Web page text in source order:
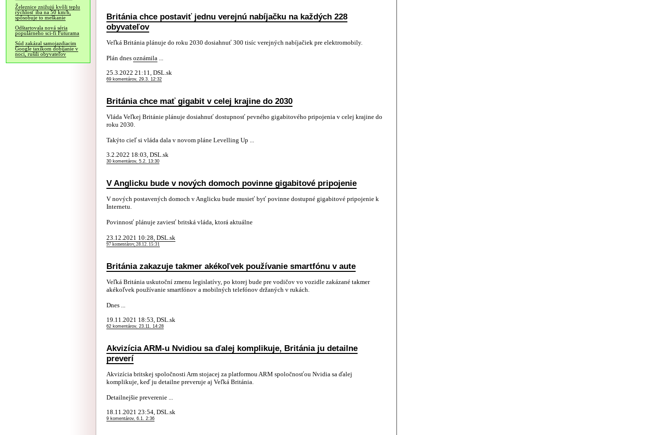
Železnice znižujú kvôli teplu
rýchlosť iba na 50 km/h,
spôsobuje to meškanie
Odštartovala nová séria
populárneho sci-fi Futurama
Súd zakázal samojazdiacim
Google taxíkom dobíjanie v
noci, rušili obyvateľov
Británia chce postaviť jednu verejnú nabíjačku na každých 228
obyvateľov
Veľká Británia plánuje do roku 2030 dosiahnuť 300 tisíc verejných nabíjačiek pre elektromobily.
Plán dnes oznámila ...
25.3.2022 21:11, DSL.sk
69 komentárov, 29.3. 12:32
Británia chce mať gigabit v celej krajine do 2030
Vláda Veľkej Británie plánuje dosiahnuť dostupnosť pevného gigabitového pripojenia v celej krajine do
roku 2030.
Takýto cieľ si vláda dala v novom pláne Levelling Up ...
3.2.2022 18:03, DSL.sk
30 komentárov, 5.2. 13:30
V Anglicku bude v nových domoch povinne gigabitové pripojenie
V nových postavených domoch v Anglicku bude musieť byť povinne dostupné gigabitové pripojenie k
Internetu.
Povinnosť plánuje zaviesť britská vláda, ktorá aktuálne
23.12.2021 10:28, DSL.sk
97 komentárov, 28.12. 15:31
Británia zakazuje takmer akékoľvek používanie smartfónu v aute
Veľká Británia uskutoční zmenu legislatívy, po ktorej bude pre vodičov vo vozidle zakázané takmer
akékoľvek používanie smartfónov a mobilných telefónov držaných v rukách.
Dnes ...
19.11.2021 18:53, DSL.sk
62 komentárov, 23.11. 14:28
Akvizícia ARM-u Nvidiou sa ďalej komplikuje, Británia ju detailne
preverí
Akvizícia britskej spoločnosti Arm stojacej za platformou ARM spoločnosťou Nvidia sa ďalej
komplikuje, keď ju detailne preveruje aj Veľká Británia.
Detailnejšie preverenie ...
18.11.2021 23:54, DSL.sk
9 komentárov, 6.1. 2:36